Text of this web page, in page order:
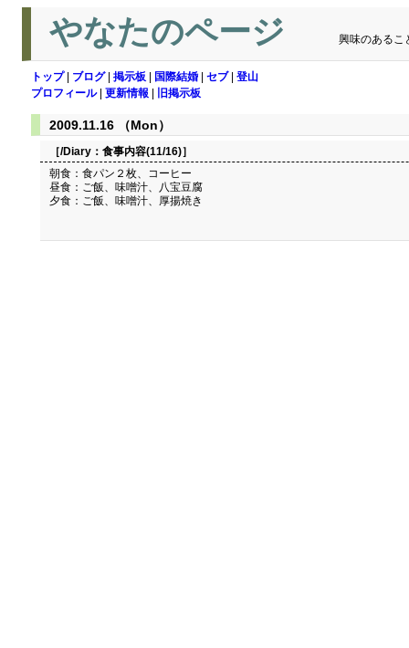
やなたのページ 興味のあるこ
トップ| ブログ| 掲示板 国際結婚 セブ| 登山
プロフィール| 更新情報 旧掲示板
2009.11.16 （Mon）
［/Diary： 食事内容(11/16)］
朝食：食パン２枚、コーヒー
昼食：ご飯、味噌汁、八宝豆腐
夕食：ご飯、味噌汁、厚揚焼き